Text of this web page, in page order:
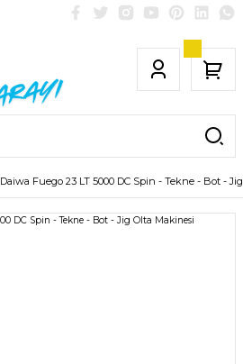
Daiwa Fuego 23 LT 5000 DC Spin - Tekne - Bot -